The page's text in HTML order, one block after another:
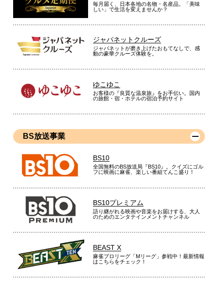
脱衣所の寒さ対策として活躍
お風呂の脱衣所の寒さ対策として購入。小型で、防滴仕様かつ
（千葉県60代U.S様
脱衣室の暖房の為に購入しました。脱衣室が暖かくなり快適に
なりました。ヒートショックの心配もなくなりました。
（福岡県60代M.T様）
以前の物より使いやすくなった
１年前にも購入したのですが、もう１台欲しくて購入しまし
た。コンパクトで、すぐ温まるところが気に入っています。ス
毎月届く、日本各地の名物・名産品。「美味
しい」で生活を変えませんか？
ジャパネットクルーズ
ジャパネットが磨き上げたおもてなしで、感
動の豪華クルーズ体験を。
ゆこゆこ
お客様の『良質な温泉旅』をお手伝い。国内
の旅館・宿・ホテルの宿泊予約サイト
BS放送事業
BS10
全国無料のBS放送局『BS10』。クイズにゴル
フに映画に麻雀、楽しい番組てんこ盛り！
BS10プレミアム
語り継がれる映画や音楽をお届けする、大人
のためのエンタテインメントチャンネル
BEAST X
麻雀プロリーグ「Mリーグ」参戦中！最新情報
はこちらをチェック！